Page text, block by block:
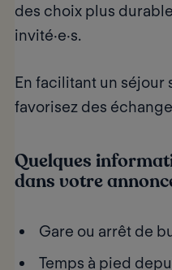
des choix plus
invité·e·s.
En facilitant un séjour
favorisez des
Quelques
dans votre
Gare ou arrêt de
Temps à pied